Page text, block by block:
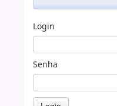
Login
Senha